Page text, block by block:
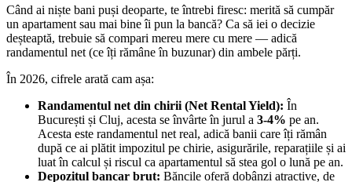
Când ai niște bani puși deoparte, te întrebi firesc: merită să cumpăr
un apartament sau mai bine îi pun la bancă? Ca să iei o decizie
deșteaptă, trebuie să compari mereu mere cu mere — adică
randamentul net (ce îți rămâne în buzunar) din ambele părți.
În 2026, cifrele arată cam așa:
Randamentul net din chirii (Net Rental Yield): În
București și Cluj, acesta se învârte în jurul a 3-4% pe an.
Acesta este randamentul net real, adică banii care îți rămân
după ce ai plătit impozitul pe chirie, asigurările, reparațiile și ai
luat în calcul și riscul ca apartamentul să stea gol o lună pe an.
Depozitul bancar brut: Băncile oferă dobânzi atractive, de